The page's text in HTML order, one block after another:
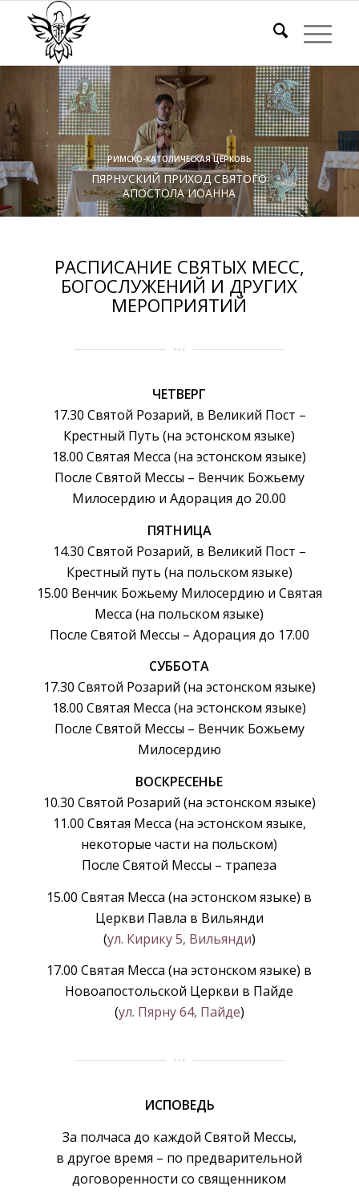
РИМСКО-КАТОЛИЧЕСКАЯ ЦЕРКОВЬ
ПЯРНУСКИЙ ПРИХОД СВЯТОГО
АПОСТОЛА ИОАННА
РАСПИСАНИЕ СВЯТЫХ МЕСС,
БОГОСЛУЖЕНИЙ И ДРУГИХ
МЕРОПРИЯТИЙ
ЧЕТВЕРГ
17.30 Святой Розарий, в Великий Пост –
Крестный Путь (на эстонском языке)
18.00 Святая Месса (на эстонском языке)
После Святой Мессы – Венчик Божьему
Милосердию и Адорация до 20.00
ПЯТНИЦА
14.30 Святой Розарий, в Великий Пост –
Крестный путь (на польском языке)
15.00 Венчик Божьему Милосердию и Святая
Месса (на польском языке)
После Святой Мессы – Адорация до 17.00
СУББОТА
17.30 Святой Розарий (на эстонском языке)
18.00 Святая Месса (на эстонском языке)
После Святой Мессы – Венчик Божьему
Милосердию
ВОСКРЕСЕНЬЕ
10.30 Святой Розарий (на эстонском языке)
11.00 Святая Месса (на эстонском языке,
некоторые части на польском)
После Святой Мессы – трапеза
15.00 Святая Месса (на эстонском языке) в
Церкви Павла в Вильянди
(ул. Кирику 5, Вильянди)
17.00 Святая Месса (на эстонском языке) в
Новоапостольской Церкви в Пайде
(ул. Пярну 64, Пайде)
ИСПОВЕДЬ
За полчаса до каждой Святой Мессы,
в другое время – по предварительной
договоренности сo священником